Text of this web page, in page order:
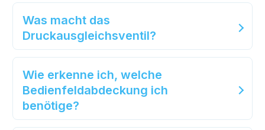
Was macht das
Druckausgleichsventil?
Wie erkenne ich, welche
Bedienfeldabdeckung ich
benötige?